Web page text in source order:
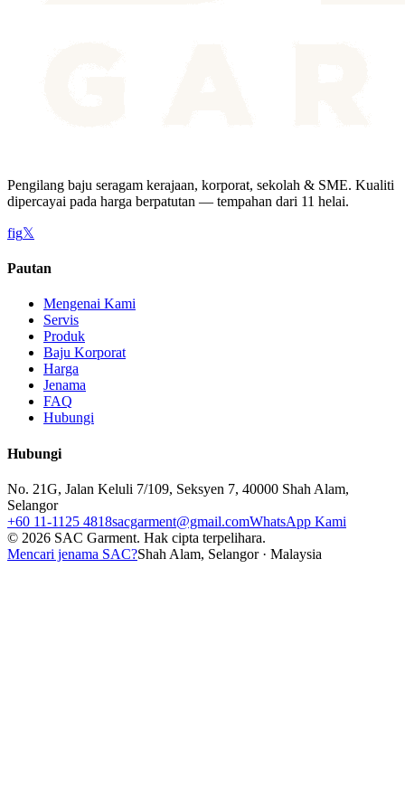
Pengilang baju seragam kerajaan, korporat, sekolah & SME. Kualiti
dipercayai pada harga berpatutan — tempahan dari 11 helai.
fig𝕏
Pautan
Mengenai Kami
Servis
Produk
Baju Korporat
Harga
Jenama
FAQ
Hubungi
Hubungi
No. 21G, Jalan Keluli 7/109, Seksyen 7, 40000 Shah Alam,
Selangor
+60 11-1125 4818sacgarment@gmail.comWhatsApp Kami
© 2026 SAC Garment. Hak cipta terpelihara.
Mencari jenama SAC?Shah Alam, Selangor · Malaysia